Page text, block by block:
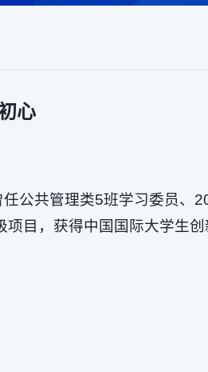
心
公共管理类5班学习委员、
项目，获得中国国际大学生